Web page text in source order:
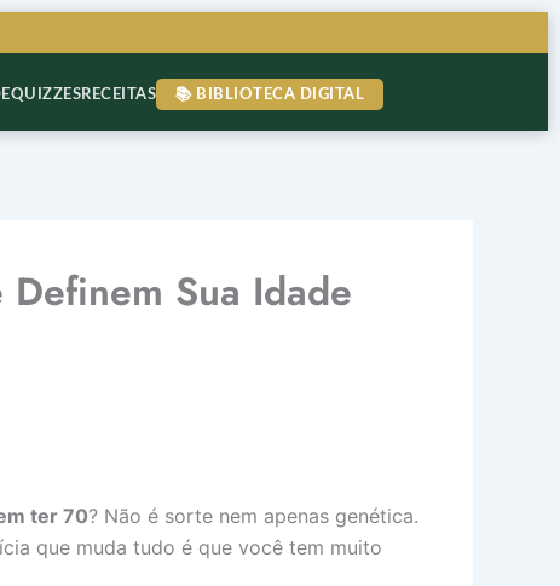
QUIZZESRECEITAS 📚 BIBLIOTECA DIGITAL
Sua Idade
ter 70? Não é sorte nem apenas genética.
que muda tudo é que você tem muito